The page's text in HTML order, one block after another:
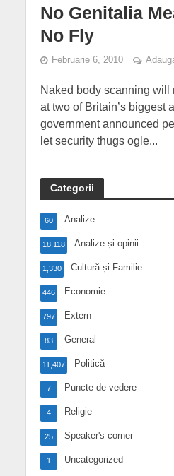
No Genitalia
No Fly
Februarie 6, 2010
Naked body scanning will
at two of Britain’s biggest
government announced
let security thugs ogle...
Categorii
Analize
60
Analize și opinii
18,118
Cultură și Familie
1,330
Economie
446
Extern
797
General
83
Politică
11,407
Puncte de vedere
7
Religie
4
Speaker's corner
25
Uncategorized
1